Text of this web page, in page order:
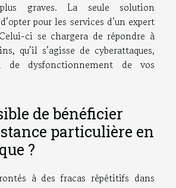
plus graves. La seule solution
pour les services d’un expert
ci se chargera de répondre à
qu’il s’agisse de cyberattaques,
de dysfonctionnement de vos
de bénéficier
particulière en
?
à des fracas répétitifs dans